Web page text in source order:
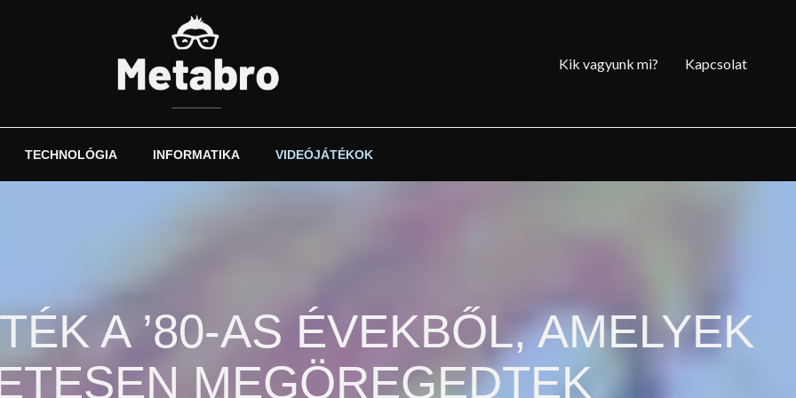
Kik vagyunk mi? Kapcsolat
TECHNOLÓGIA INFORMATIKA VIDEÓJÁTÉKOK
A ’80-AS ÉVEKBŐL, AMELYEK
MEGÖREGEDTEK